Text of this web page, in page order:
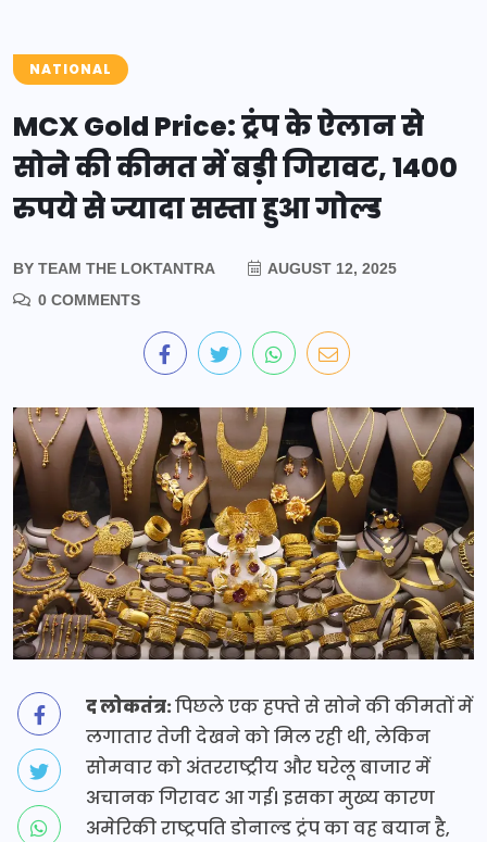
NATIONAL
MCX Gold Price: ट्रंप के ऐलान से
सोने की कीमत में बड़ी गिरावट, 1400
रुपये से ज्यादा सस्ता हुआ गोल्ड
BY TEAM THE LOKTANTRA
AUGUST 12, 2025
0 COMMENTS
द लोकतंत्र:पिछले एक हफ्ते से सोने की कीमतों में
लगातार तेजी देखने को मिल रही थी, लेकिन
सोमवार को अंतरराष्ट्रीय और घरेलू बाजार में
अचानक गिरावट आ गई। इसका मुख्य कारण
अमेरिकी राष्ट्रपति डोनाल्ड ट्रंप का वह बयान है,